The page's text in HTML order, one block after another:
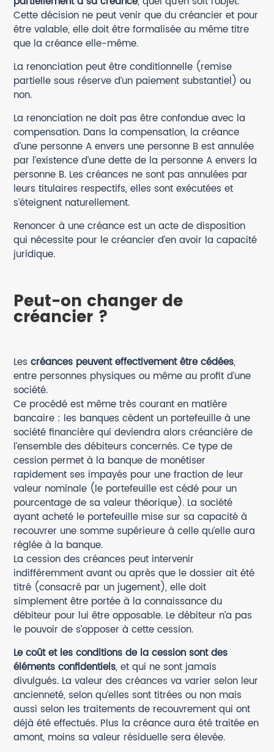
Cette décision ne peut venir que du créancier et pour
être valable, elle doit être formalisée au même titre
que la créance elle-même.
La renonciation peut être conditionnelle (remise
partielle sous réserve d’un paiement substantiel) ou
non.
La renonciation ne doit pas être confondue avec la
compensation. Dans la compensation, la créance
d’une personne A envers une personne B est annulée
par l’existence d’une dette de la personne A envers la
personne B. Les créances ne sont pas annulées par
leurs titulaires respectifs, elles sont exécutées et
s’éteignent naturellement.
Renoncer à une créance est un acte de disposition
qui nécessite pour le créancier d’en avoir la capacité
juridique.
Peut-on changer de
créancier ?
Les créances peuvent effectivement être cédées,
entre personnes physiques ou même au profit d’une
société.
Ce procédé est même très courant en matière
bancaire : les banques cèdent un portefeuille à une
société financière qui deviendra alors créancière de
l’ensemble des débiteurs concernés. Ce type de
cession permet à la banque de monétiser
rapidement ses impayés pour une fraction de leur
valeur nominale (le portefeuille est cédé pour un
pourcentage de sa valeur théorique). La société
ayant acheté le portefeuille mise sur sa capacité à
recouvrer une somme supérieure à celle qu’elle aura
réglée à la banque.
La cession des créances peut intervenir
indifféremment avant ou après que le dossier ait été
titré (consacré par un jugement), elle doit
simplement être portée à la connaissance du
débiteur pour lui être opposable. Le débiteur n’a pas
le pouvoir de s’opposer à cette cession.
Le coût et les conditions de la cession sont des
éléments confidentiels, et qui ne sont jamais
divulgués. La valeur des créances va varier selon leur
ancienneté, selon qu’elles sont titrées ou non mais
aussi selon les traitements de recouvrement qui ont
déjà été effectués. Plus la créance aura été traitée en
amont, moins sa valeur résiduelle sera élevée.